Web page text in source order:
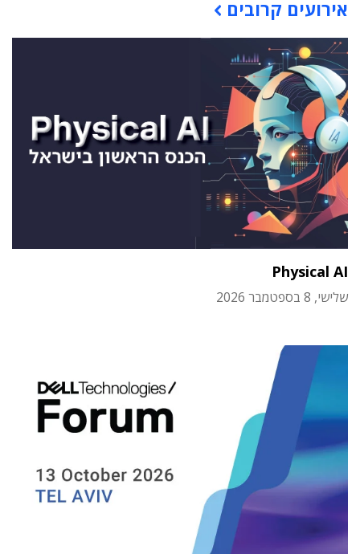
אירועים קרובים
Physical AI
שלישי, 8 בספטמבר 2026